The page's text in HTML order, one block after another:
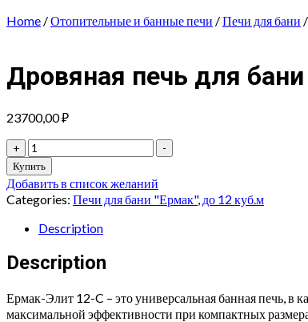
Home /Отопительные и банные печи /Печи для бани /
Дровяная печь для
23700,00₽
+
Дровяная
печь
для
бани
Ермак-
Элит
C
(нержавейка)
-
Купить
Добавить в список желаний
Categories: Печи для бани "Ермак", до 12 куб.м
Description
Description
Ермак-Элит 12-C – это универсальная банная печь, в
максимальной эффективности при компактных